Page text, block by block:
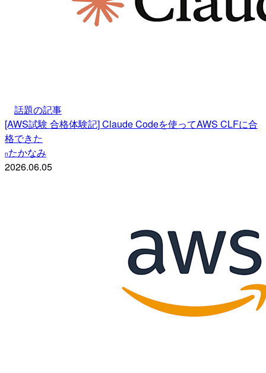
話題の記事
[AWS試験 合格体験記] Claude Codeを使ってAWS CLFに合
格できた
nたかなみ
2026.06.05